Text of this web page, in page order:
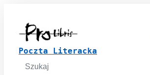
Poczta Literacka
Search
for: